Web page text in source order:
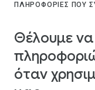
ΠΛΗΡΟΦΟΡΊΕΣ ΠΟΥ
Θέλουμε να
όταν